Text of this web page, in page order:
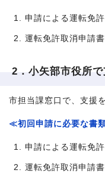
申請による運転免
運転免許取消申請書
2．小矢部市役所で
市担当課窓口で、支援
≪初回申請に必要な書
申請による運転免
運転免許取消申請